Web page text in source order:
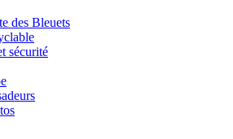
des Bleuets
sécurité